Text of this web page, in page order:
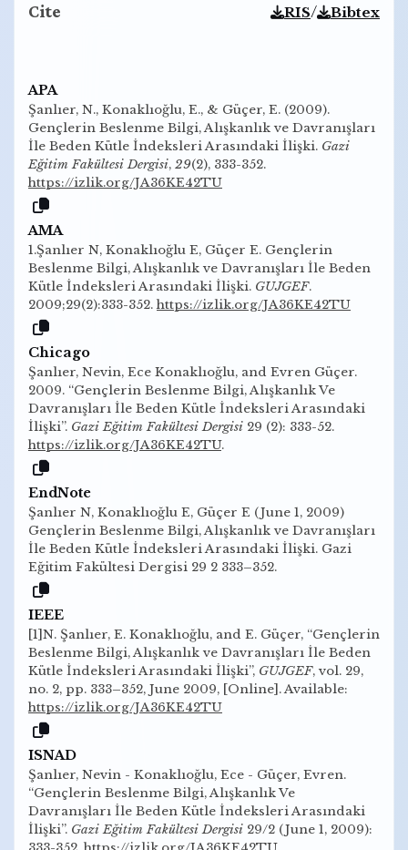
Cite RIS/ Bibtex
APA
Şanlıer, N., Konaklıoğlu, E., & Güçer, E. (2009).
Gençlerin Beslenme Bilgi, Alışkanlık ve Davranışları
İle Beden Kütle İndeksleri Arasındaki İlişki. Gazi
Eğitim Fakültesi Dergisi, 29(2), 333-352.
https://izlik.org/JA36KE42TU
AMA
1.Şanlıer N, Konaklıoğlu E, Güçer E. Gençlerin
Beslenme Bilgi, Alışkanlık ve Davranışları İle Beden
Kütle İndeksleri Arasındaki İlişki. GUJGEF.
2009;29(2):333-352.https://izlik.org/JA36KE42TU
Chicago
Şanlıer, Nevin, Ece Konaklıoğlu, and Evren Güçer.
2009. “Gençlerin Beslenme Bilgi, Alışkanlık Ve
Davranışları İle Beden Kütle İndeksleri Arasındaki
İlişki”. Gazi Eğitim Fakültesi Dergisi 29 (2): 333-52.
https://izlik.org/JA36KE42TU.
EndNote
Şanlıer N, Konaklıoğlu E, Güçer E (June 1, 2009)
Gençlerin Beslenme Bilgi, Alışkanlık ve Davranışları
İle Beden Kütle İndeksleri Arasındaki İlişki. Gazi
Eğitim Fakültesi Dergisi 29 2 333–352.
IEEE
[1]N. Şanlıer, E. Konaklıoğlu, and E. Güçer, “Gençlerin
Beslenme Bilgi, Alışkanlık ve Davranışları İle Beden
Kütle İndeksleri Arasındaki İlişki”, GUJGEF, vol. 29,
no. 2, pp. 333–352, June 2009, [Online]. Available:
https://izlik.org/JA36KE42TU
ISNAD
Şanlıer, Nevin - Konaklıoğlu, Ece - Güçer, Evren.
“Gençlerin Beslenme Bilgi, Alışkanlık Ve
Davranışları İle Beden Kütle İndeksleri Arasındaki
İlişki”. Gazi Eğitim Fakültesi Dergisi 29/2 (June 1, 2009):